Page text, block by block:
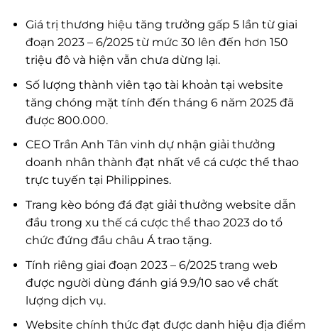
Giá trị thương hiệu tăng trưởng gấp 5 lần từ giai
đoạn 2023 – 6/2025 từ mức 30 lên đến hơn 150
triệu đô và hiện vẫn chưa dừng lại.
Số lượng thành viên tạo tài khoản tại website
tăng chóng mặt tính đến tháng 6 năm 2025 đã
được 800.000.
CEO Trần Anh Tân vinh dự nhận giải thưởng
doanh nhân thành đạt nhất về cá cược thể thao
trực tuyến tại Philippines.
Trang kèo bóng đá đạt giải thưởng website dẫn
đầu trong xu thế cá cược thể thao 2023 do tổ
chức đứng đầu châu Á trao tặng.
Tính riêng giai đoạn 2023 – 6/2025 trang web
được người dùng đánh giá 9.9/10 sao về chất
lượng dịch vụ.
Website chính thức đạt được danh hiệu địa điểm